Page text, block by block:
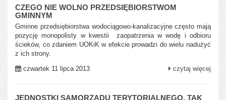
CZEGO NIE WOLNO PRZEDSIĘBIORSTWOM
GMINNYM
Gminne przedsiębiorstwa wodociągowo-kanalizacyjne często mają
pozycję monopolisty w kwestii zaopatrzenia w wodę i odbioru
ścieków, co zdaniem UOKiK w efekcie prowadzi do wielu nadużyć
z ich strony.
czwartek 11 lipca 2013
czytaj więcej
JEDNOSTKI SAMORZĄDU TERYTORIALNEGO, TAK